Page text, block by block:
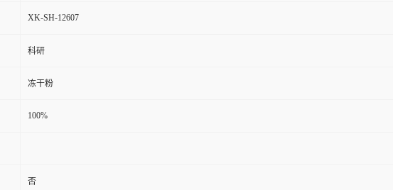
XK-SH-12607
科研
冻干粉
100%
否